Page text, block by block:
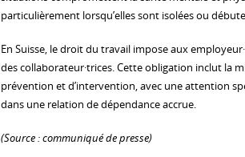
particulièrement lorsqu’elles sont isolées ou
En Suisse, le droit du travail impose aux
des collaborateur·trices. Cette obligation inclut la
prévention et d’intervention, avec une attention
dans une relation de dépendance accrue.
(Source : communiqué de presse)